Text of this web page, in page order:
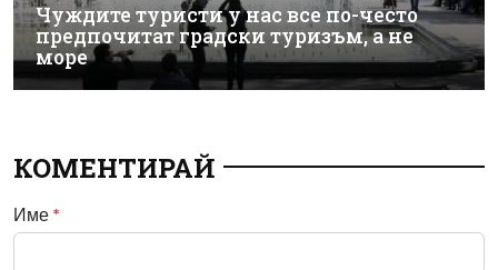
Чуждите туристи у нас все по-често
предпочитат градски туризъм, а не
море
КОМЕНТИРАЙ
Име *